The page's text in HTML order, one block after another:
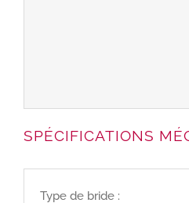
SPÉCIFICATIONS
Type de bride :